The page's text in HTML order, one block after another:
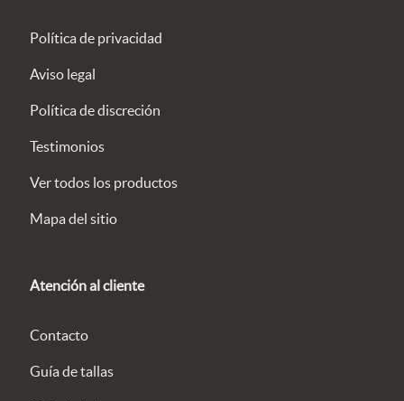
Política de privacidad
Aviso legal
Política de discreción
Testimonios
Ver todos los productos
Mapa del sitio
Atención al cliente
Contacto
Guía de tallas